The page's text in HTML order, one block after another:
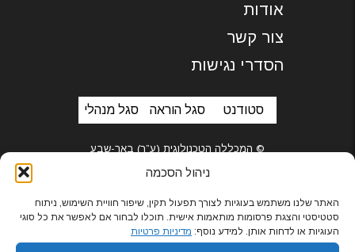
ניהול הסכמה
האתר שלנו משתמש בעוגיות לצורך תפעול תקין, שיפור חוויית השימוש, ניתוח
סטטיסטי והצגת פרסומות מותאמות אישית. תוכלו לבחור אם לאפשר את כל סוגי
העוגיות או לדחות אותן. למידע נוסף: מדיניות פרטיות
אודות
צור קשר
הסדרי נגישות
סטודנט סגל הוראה סגל מנהלי
© המכללה הטכנולוגית (ע”ר) באר-שבע
בניית אתרים